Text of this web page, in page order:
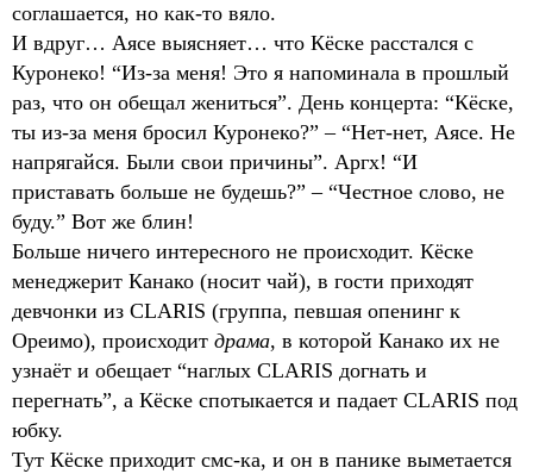
соглашается, но как-то вяло.
И вдруг… Аясе выясняет… что Кёске расстался с
Куронеко! “Из-за меня! Это я напоминала в прошлый
раз, что он обещал жениться”. День концерта: “Кёске,
ты из-за меня бросил Куронеко?” – “Нет-нет, Аясе. Не
напрягайся. Были свои причины”. Аргх! “И
приставать больше не будешь?” – “Честное слово, не
буду.” Вот же блин!
Больше ничего интересного не происходит. Кёске
менеджерит Канако (носит чай), в гости приходят
девчонки из CLARIS (группа, певшая опенинг к
Ореимо), происходит драма, в которой Канако их не
узнаёт и обещает “наглых CLARIS догнать и
перегнать”, а Кёске спотыкается и падает CLARIS под
юбку.
Тут Кёске приходит смс-ка, и он в панике выметается